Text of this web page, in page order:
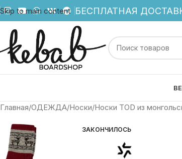
Skip to main content БЕСПЛАТНАЯ
Главная ОДЕЖДА Носки Носки TOD из
ЗАКОНЧИЛОСЬ